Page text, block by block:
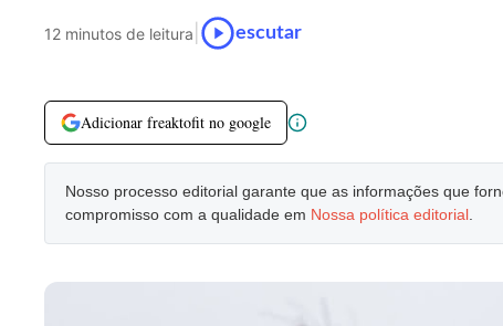
12 minutos de leitura escutar
Adicionar freaktofit no google
Nosso processo editorial garante que as informações que
compromisso com a qualidade em Nossa política editorial